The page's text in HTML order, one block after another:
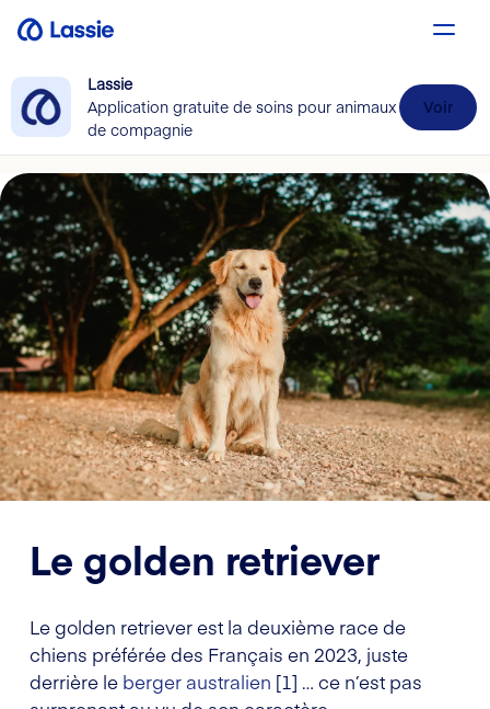
Lassie
Application gratuite de soins pour animaux
de compagnie
Voir
Le golden retriever
Le golden retriever est la deuxième race de
chiens préférée des Français en 2023, juste
derrière le berger australien [1] … ce n’est pas